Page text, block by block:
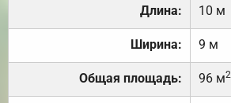
Длина: 10 м
Ширина: 9 м
Общая площадь: 96 м2